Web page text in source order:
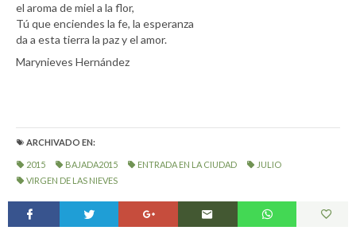
el aroma de miel a la flor,
Tú que enciendes la fe, la esperanza
da a esta tierra la paz y el amor.
Marynieves Hernández
ARCHIVADO EN:
2015 BAJADA2015 ENTRADA EN LA CIUDAD
JULIO
VIRGEN DE LAS NIEVES